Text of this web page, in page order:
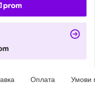
Оплата Умови